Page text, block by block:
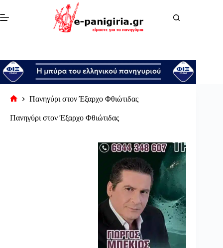
στο
περιεχόμενο
σελίδα
Πανηγύρι στον Έξαρχο Φθιώτιδας
Πανηγύρι στον Έξαρχο Φθιώτιδας